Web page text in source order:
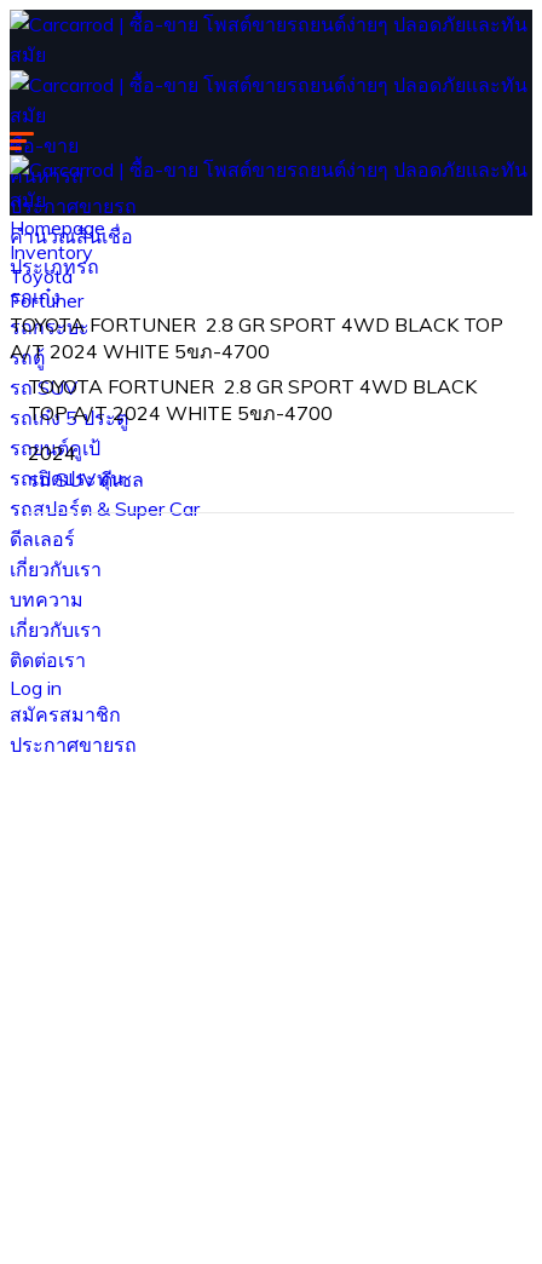
ซื้อ-ขาย
ค้นหารถ
ประกาศขายรถ
คำนวณสินเชื่อ
ประเภทรถ
รถเก๋ง
รถกระบะ
รถตู้
รถ SUV
รถเก๋ง 5 ประตู
รถยนต์คูเป้
รถเปิดประทุน
รถสปอร์ต & Super Car
ดีลเลอร์
เกี่ยวกับเรา
บทความ
เกี่ยวกับเรา
ติดต่อเรา
Log in
สมัครสมาชิก
ประกาศขายรถ
Homepage
Inventory
Toyota
Fortuner
TOYOTA FORTUNER 2.8 GR SPORT 4WD BLACK TOP
A/T 2024 WHITE 5ขภ-4700
TOYOTA FORTUNER 2.8 GR SPORT 4WD BLACK
TOP A/T 2024 WHITE 5ขภ-4700
2024
รถ SUVดีเซล